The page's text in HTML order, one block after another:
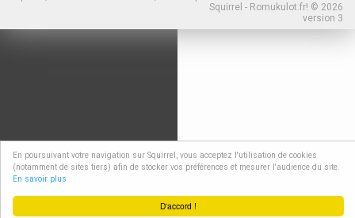
D'accord !
En poursuivant votre navigation sur Squirrel, vous acceptez l'utilisation de cookies
(notamment de sites tiers) afin de stocker vos préférences et mesurer l'audience du site.
En savoir plus
Squirrel - Romukulot.fr! © 2026
version 3